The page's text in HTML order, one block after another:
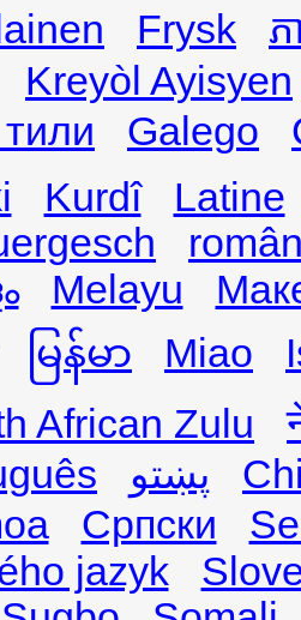
Frysk
ភ
Kreyòl Ayisyen
Galego
Kurdî
Latine
Melayu
မြန်မာ Miao
African Zulu
پښتو
Српски
jazyk